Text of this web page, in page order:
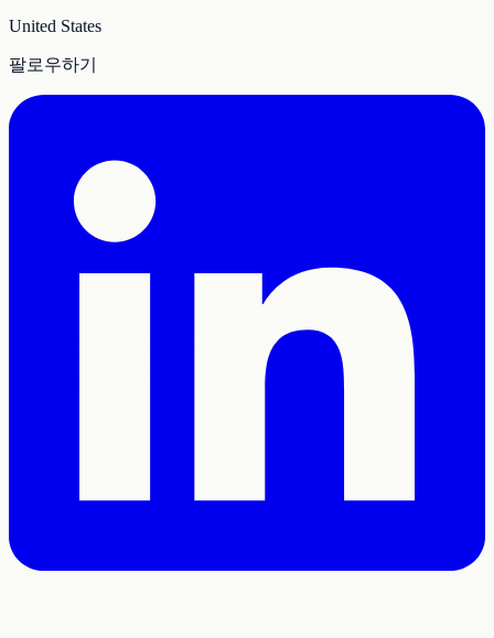
United States
팔로우하기